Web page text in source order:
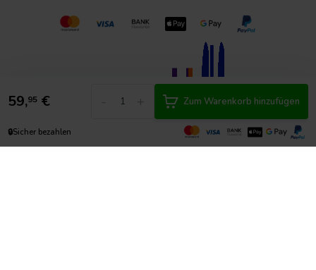
59,95 € Zum Warenkorb hinzufügen
🔒Sicher bezahlen